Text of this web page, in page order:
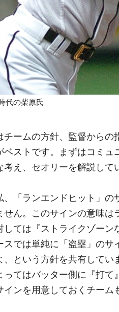
代の柴原氏
ームの方針、監督からの
ベストです。まずはコミュ
考え、セオリーを解説して
「ランエンドヒット」の
せん。このサインの意味は
しては『ストライクゾーン
スでは単純に「盗塁」のサ
、という方針を共有して
ってはバッター側に『打て
インを用意しておくチーム